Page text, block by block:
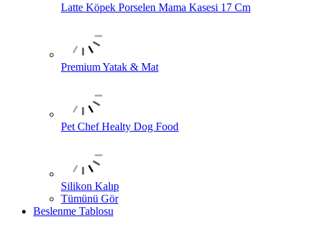
Latte Köpek Porselen Mama Kasesi 17 Cm
Premium Yatak & Mat
Pet Chef Healty Dog Food
Silikon Kalıp
Tümünü Gör
Beslenme Tablosu